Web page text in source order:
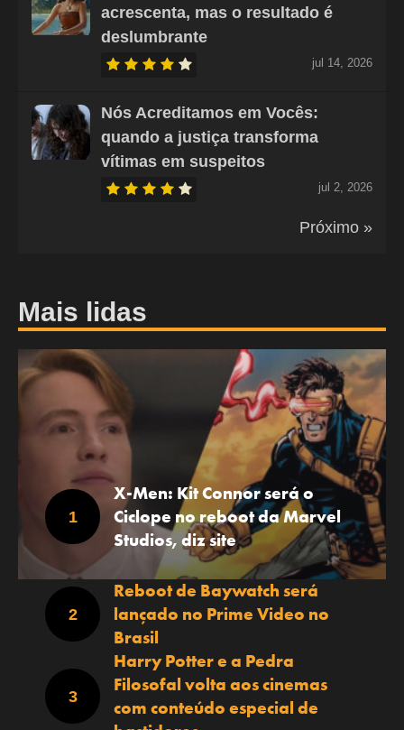
acrescenta, mas o resultado é
deslumbrante
jul 14, 2026
Nós Acreditamos em Vocês:
quando a justiça transforma
vítimas em suspeitos
jul 2, 2026
Próximo »
Mais lidas
X-Men: Kit Connor será o
Ciclope no reboot da Marvel
Studios, diz site
Reboot de Baywatch será
lançado no Prime Video no
Brasil
Harry Potter e a Pedra
Filosofal volta aos cinemas
com conteúdo especial de